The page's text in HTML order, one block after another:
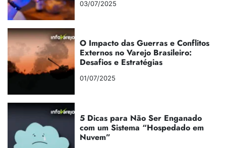
03/07/2025
O Impacto das Guerras e Conflitos
Externos no Varejo Brasileiro:
Desafios e Estratégias
01/07/2025
5 Dicas para Não Ser Enganado
com um Sistema “Hospedado em
Nuvem”